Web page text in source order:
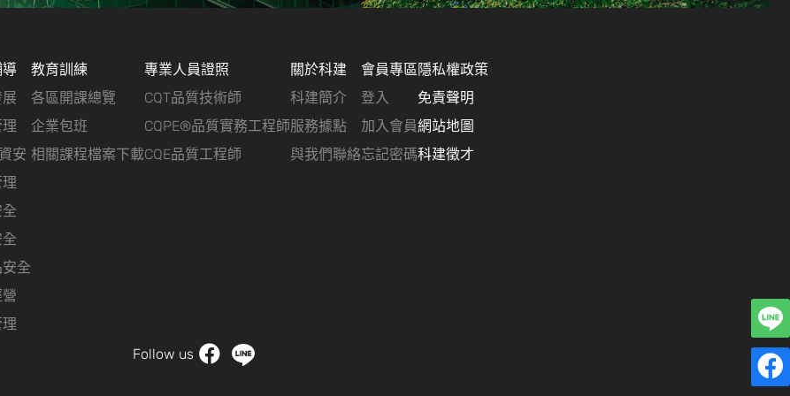
安
全
教育訓練
各區開課總覽
企業包班
相關課程檔案下載
專業人員證照
CQT品質技術師
CQPE®品質實務工程師
CQE品質工程師
關於科建
科建簡介
服務據點
與我們聯絡
會員專區
登入
加入會員
忘記密碼
隱私權政策
免責聲明
網站地圖
科建徵才
Follow us